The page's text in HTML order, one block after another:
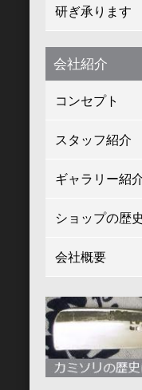
研ぎ承ります
会社紹介
コンセプト
スタッフ紹介
ギャラリー紹
ショップの歴史
会社概要